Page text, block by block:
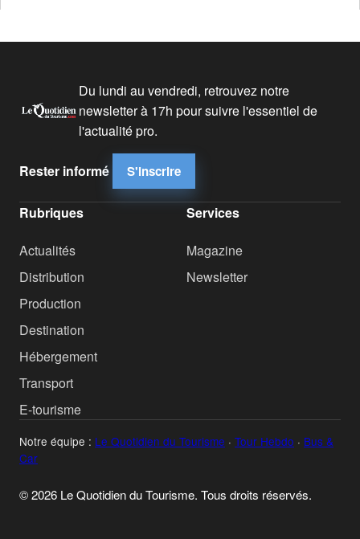
Du lundi au vendredi, retrouvez notre
newsletter à 17h pour suivre l'essentiel de
l'actualité pro.
Rester informé S'inscrire
Rubriques
Actualités
Distribution
Production
Destination
Hébergement
Transport
E-tourisme
Services
Magazine
Newsletter
Notre équipe : Le Quotidien du Tourisme · Tour Hebdo · Bus &
Car
© 2026 Le Quotidien du Tourisme. Tous droits réservés.